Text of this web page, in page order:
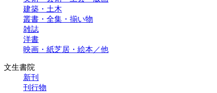
建築・土木
叢書・全集・揃い物
雑誌
洋書
映画・紙芝居・絵本／他
文生書院
新刊
刊行物